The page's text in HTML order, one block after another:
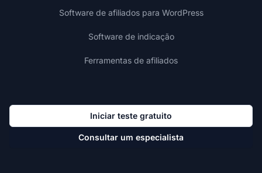
Software de afiliados para WordPress
Software de indicação
Ferramentas de afiliados
Iniciar teste gratuito
Consultar um especialista